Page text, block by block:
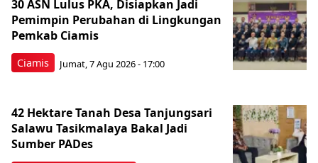
Ciamis
30 ASN Lulus PKA, Disiapkan Jadi
Pemimpin Perubahan di Lingkungan
Pemkab Ciamis
Jumat, 7 Agu 2026 - 17:00
42 Hektare Tanah Desa Tanjungsari
Salawu Tasikmalaya Bakal Jadi
Sumber PADes